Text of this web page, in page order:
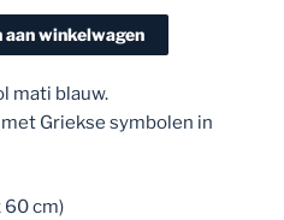
aan winkelwagen
mati blauw.
Griekse symbolen in
60 cm)